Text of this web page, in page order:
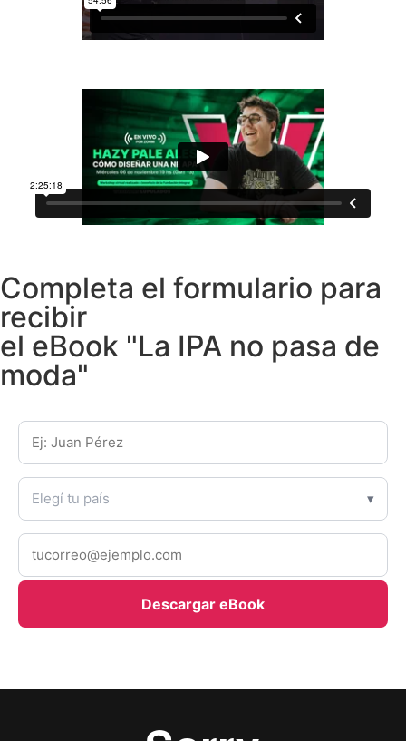
Completa el formulario para
recibir
el eBook "La IPA no pasa de
moda"
Elegí tu país
Descargar eBook